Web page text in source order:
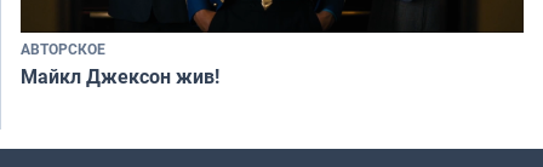
АВТОРСКОЕ
Майкл Джексон жив!